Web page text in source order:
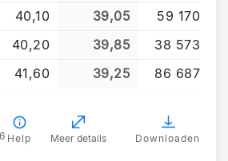
40,10 39,05
59 170
40,20 39,85
38 573
41,60 39,25 86 687
Help Meer details Downloaden